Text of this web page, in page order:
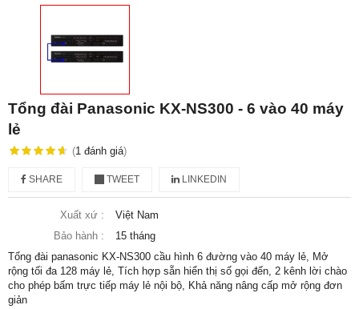
Tổng đài Panasonic KX-NS300 - 6 vào 40 máy
lẻ
(1 đánh giá)
SHARE TWEET LINKEDIN
Xuất xứ :
Việt Nam
Bảo hành :
15 tháng
Tổng đài panasonic KX-NS300 cầu hình 6 đường vào 40 máy lẻ, Mở
rộng tối đa 128 máy lẻ, Tích hợp sẵn hiển thị số gọi đến, 2 kênh lời chào
cho phép bấm trực tiếp máy lẻ nội bộ, Khả năng nâng cấp mở rộng đơn
giản